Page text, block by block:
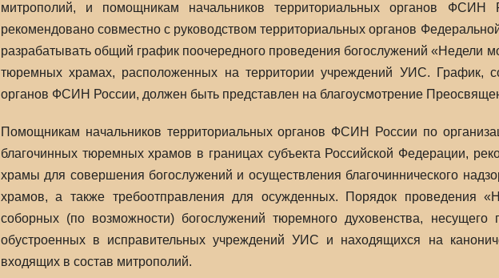
митрополий, и помощникам начальников территориальных органов
рекомендовано совместно с руководством территориальных органов
разрабатывать общий график поочередного проведения богослужений «Недели
тюремных храмах, расположенных на территории учреждений УИС. График,
органов ФСИН России, должен быть представлен на благоусмотрение
Помощникам начальников территориальных органов ФСИН России по
благочинных тюремных храмов в границах субъекта Российской Федерации,
храмы для совершения богослужений и осуществления благочиннического
храмов, а также требоотправления для осужденных. Порядок проведения
соборных (по возможности) богослужений тюремного духовенства,
обустроенных в исправительных учреждений УИС и находящихся на
входящих в состав митрополий.